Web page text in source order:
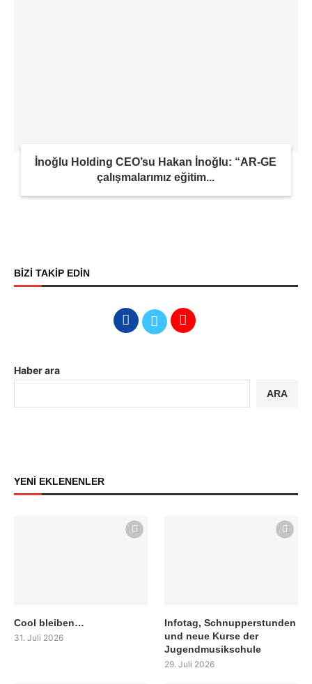
İnoğlu Holding CEO’su Hakan İnoğlu: “AR-GE
çalışmalarımız eğitim...
BİZİ TAKİP EDİN
Haber ara
ARA
YENİ EKLENENLER
Cool bleiben…
31. Juli 2026
Infotag, Schnupperstunden
und neue Kurse der
Jugendmusikschule
29. Juli 2026